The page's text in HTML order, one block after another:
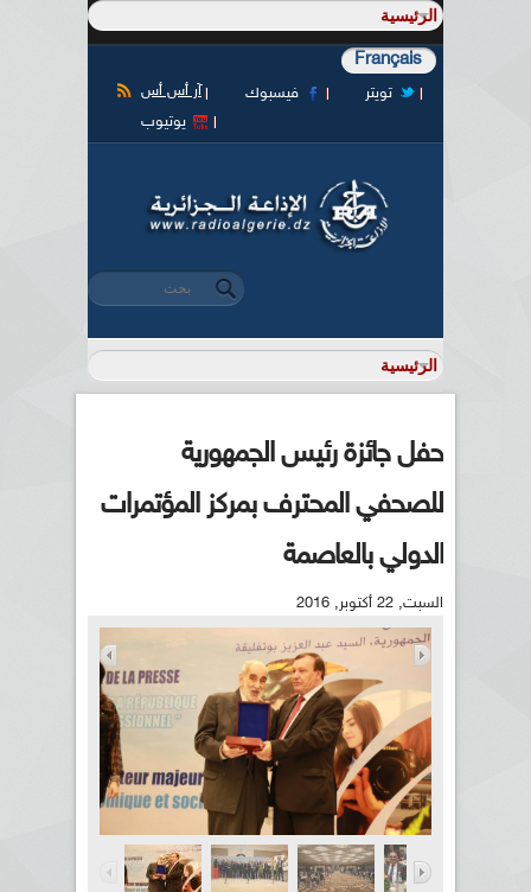
Français
آر أس أس فيسبوك
تويتر
يوتيوب
استمارة البحث
‏بحث ‏
حفل جائزة رئيس الجمهورية
للصحفي المحترف بمركز المؤتمرات
الدولي بالعاصمة
السبت, 22 أكتوبر, 2016